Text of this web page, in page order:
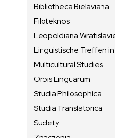
Bibliotheca Bielaviana
Filoteknos
Leopoldiana
Linguistische Treffen in
Multicultural Studies
Orbis Linguarum
Studia Philosophica
Studia Translatorica
Sudety